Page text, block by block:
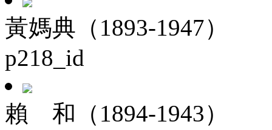
黃媽典（1893-1947）
p218_id
賴 和（1894-1943）